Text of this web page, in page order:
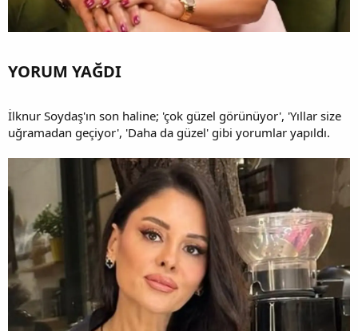
YORUM YAĞDI​
İlknur Soydaş'ın son haline; 'çok güzel görünüyor', 'Yıllar size
uğramadan geçiyor', 'Daha da güzel' gibi yorumlar yapıldı.